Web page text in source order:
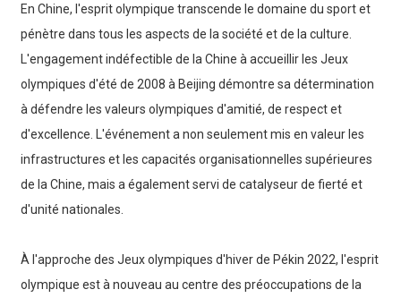
En Chine, l'esprit olympique transcende le domaine du sport et
pénètre dans tous les aspects de la société et de la culture.
L'engagement indéfectible de la Chine à accueillir les Jeux
olympiques d'été de 2008 à Beijing démontre sa détermination
à défendre les valeurs olympiques d'amitié, de respect et
d'excellence. L'événement a non seulement mis en valeur les
infrastructures et les capacités organisationnelles supérieures
de la Chine, mais a également servi de catalyseur de fierté et
d'unité nationales.
À l'approche des Jeux olympiques d'hiver de Pékin 2022, l'esprit
olympique est à nouveau au centre des préoccupations de la